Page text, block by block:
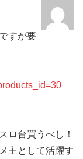
すが要
ロ台買うべし！
主として活躍す